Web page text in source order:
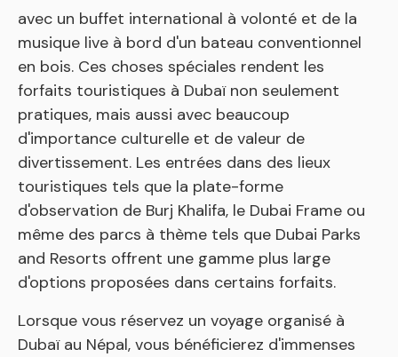
avec un buffet international à volonté et de la
musique live à bord d'un bateau conventionnel
en bois. Ces choses spéciales rendent les
forfaits touristiques à Dubaï non seulement
pratiques, mais aussi avec beaucoup
d'importance culturelle et de valeur de
divertissement. Les entrées dans des lieux
touristiques tels que la plate-forme
d'observation de Burj Khalifa, le Dubai Frame ou
même des parcs à thème tels que Dubai Parks
and Resorts offrent une gamme plus large
d'options proposées dans certains forfaits.
Lorsque vous réservez un voyage organisé à
Dubaï au Népal, vous bénéficierez d'immenses